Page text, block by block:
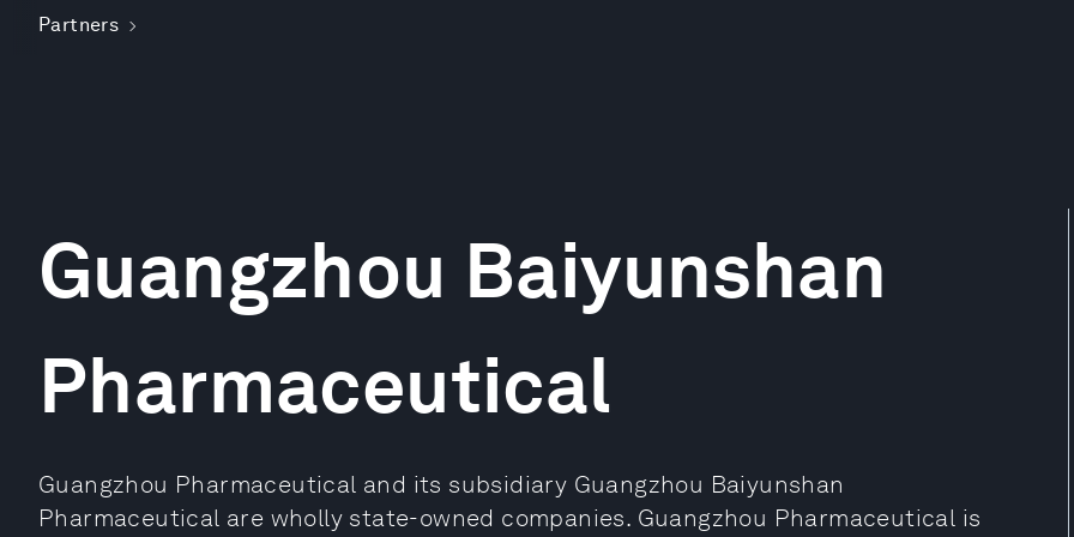
Partners
Guangzhou Baiyunshan
Pharmaceutical
Guangzhou Pharmaceutical and its subsidiary Guangzhou Baiyunshan
Pharmaceutical are wholly state-owned companies. Guangzhou Pharmaceutical is